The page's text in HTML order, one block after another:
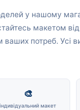
у нашому
макетом
потреб. Усі
🎨
індивідуальний макет